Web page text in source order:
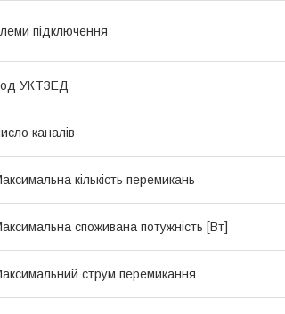
підключення
УКТЗЕД
каналів
кількість перемикань
споживана потужність [Вт]
струм перемикання